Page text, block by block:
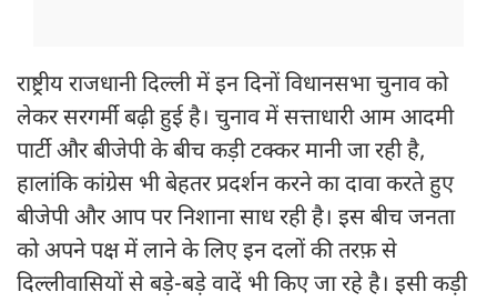
राष्ट्रीय राजधानी दिल्ली में इन दिनों विधानसभा चुनाव को
लेकर सरगर्मी बढ़ी हुई है। चुनाव में सत्ताधारी आम आदमी
पार्टी और बीजेपी के बीच कड़ी टक्कर मानी जा रही है,
हालांकि कांग्रेस भी बेहतर प्रदर्शन करने का दावा करते हुए
बीजेपी और आप पर निशाना साध रही है। इस बीच जनता
को अपने पक्ष में लाने के लिए इन दलों की तरफ़ से
दिल्लीवासियों से बड़े-बड़े वादें भी किए जा रहे है। इसी कड़ी